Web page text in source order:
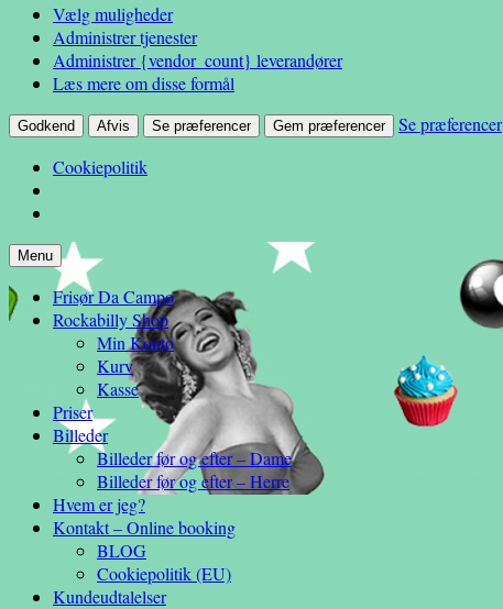
Vælg muligheder
Administrer tjenester
Administrer {vendor_count} leverandører
Læs mere om disse formål
Godkend Afvis Se præferencer Gem præferencer
Se præferencer
Cookiepolitik
Da Campo
– en anderledes frisøroplevelse
Menu Hop
til
indhold
Frisør Da Campo
Rockabilly Shop
Min Konto
Kurv
Kasse
Priser
Billeder
Billeder før og efter – Dame
Billeder før og efter – Herre
Hvem er jeg?
Kontakt – Online booking
BLOG
Cookiepolitik (EU)
Kundeudtalelser